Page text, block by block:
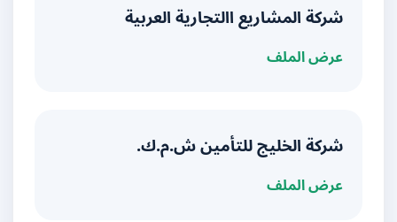
شركة المشاريع االتجارية العربية
عرض الملف
شركة الخليج للتأمين ش.م.ك.
عرض الملف